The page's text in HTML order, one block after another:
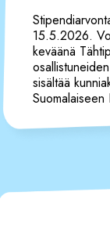
15.5.2026.
keväänä
sisältää
Suomalaiseen